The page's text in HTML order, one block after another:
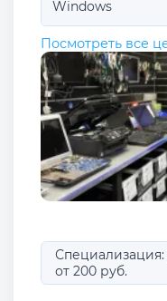
Windows
Посмотреть все
от 200 руб.